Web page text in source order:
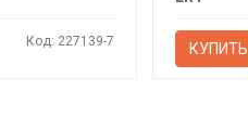
Код: 227139-7 КУПИТЬ